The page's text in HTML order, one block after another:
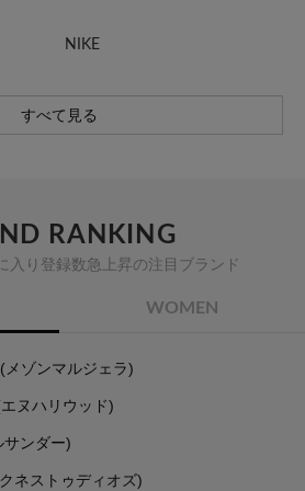
NIKE
すべて見る
RANKING
入り登録数急上昇の注目ブランド
WOMEN
(メゾンマルジェラ)
ヌハリウッド)
サンダー)
ネストゥディオズ)